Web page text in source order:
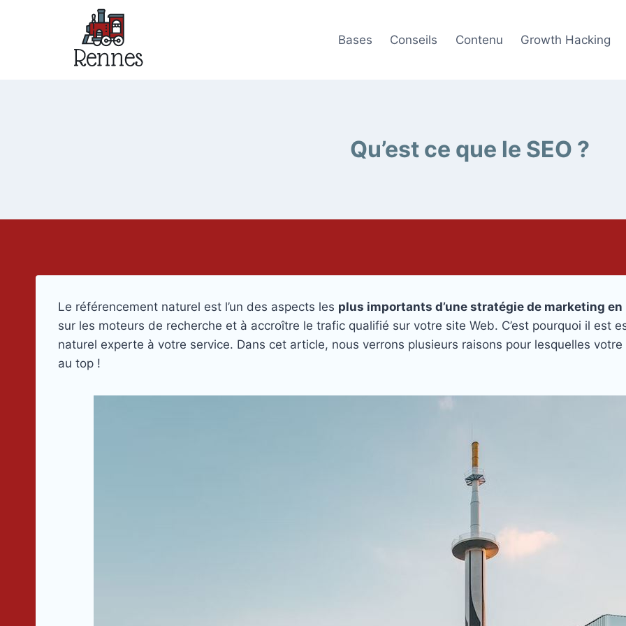
Bases Conseils Contenu Growth Hacking
Qu’est ce que le SEO ?
Le référencement naturel est l’un des aspects les plus importants d’une stratégie de marketing en
sur les moteurs de recherche et à accroître le trafic qualifié sur votre site Web. C’est pourquoi il est
naturel experte à votre service. Dans cet article, nous verrons plusieurs raisons pour lesquelles
au top !